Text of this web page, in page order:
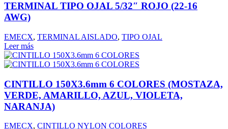
TERMINAL TIPO OJAL 5/32″ ROJO (22-16
AWG)
EMECX, TERMINAL AISLADO, TIPO OJAL
Leer más
CINTILLO 150X3.6mm 6 COLORES (MOSTAZA,
VERDE, AMARILLO, AZUL, VIOLETA,
NARANJA)
EMECX, CINTILLO NYLON COLORES